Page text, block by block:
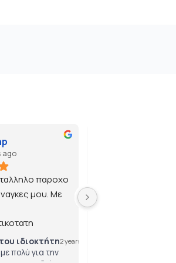
ago
παροχο
μου. Με
ιδιοκτήτη2 years ago
πολύ για την